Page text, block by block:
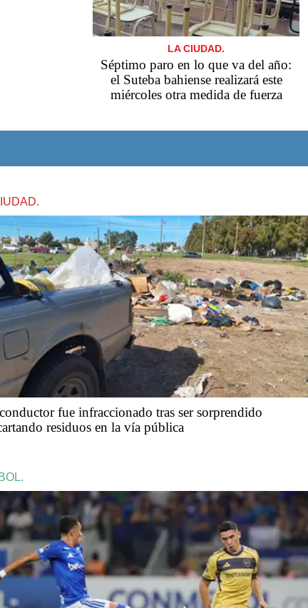
LA CIUDAD.
Séptimo paro en lo que va del año:
el Suteba bahiense realizará este
miércoles otra medida de fuerza
fue infraccionado tras ser sorprendido
residuos en la vía pública